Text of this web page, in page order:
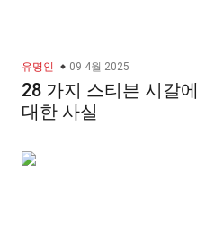
유명인 09 4월 2025
28 가지 스티븐 시갈에
대한 사실